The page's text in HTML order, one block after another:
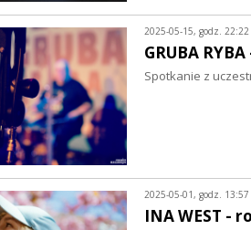
2025-05-15, godz. 22:22
GRUBA
Spotkanie z
2025-05-01, godz. 13:57
INA WEST -